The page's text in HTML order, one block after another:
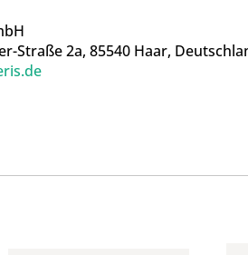
Straße 2a, 85540 Haar,